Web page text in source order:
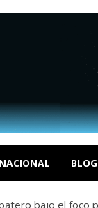
BLOG
en Venezuela
fondos para
deja un policía
bajo el foco
las secuelas